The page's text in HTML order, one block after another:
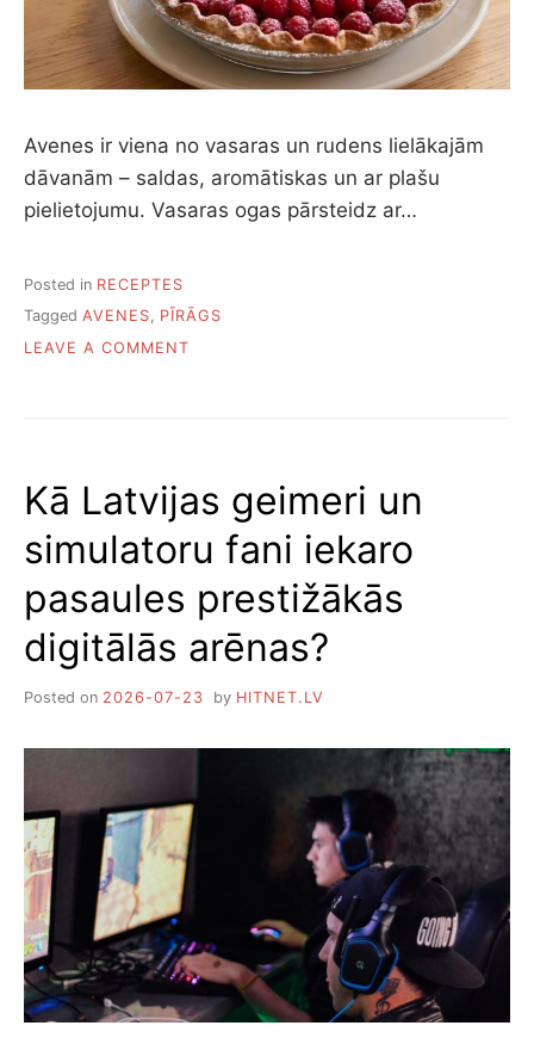
Avenes ir viena no vasaras un rudens lielākajām
dāvanām – saldas, aromātiskas un ar plašu
pielietojumu. Vasaras ogas pārsteidz ar…
Posted in RECEPTES
Tagged AVENES, PĪRĀGS
LEAVE A COMMENT
Kā Latvijas geimeri un
simulatoru fani iekaro
pasaules prestižākās
digitālās arēnas?
Posted on 2026-07-23 by HITNET.LV